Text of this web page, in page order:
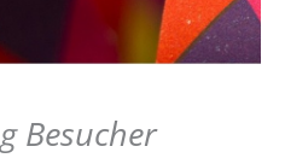
Besucher